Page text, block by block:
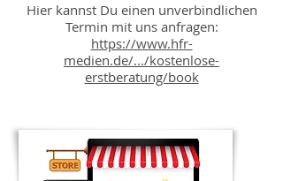
Hier kannst Du einen unverbindlichen
Termin mit uns anfragen:
https://www.hfr-
medien.de/.../kostenlose-
erstberatung/book